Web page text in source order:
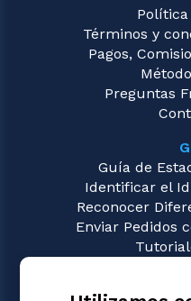
Política
Términos y
Pagos,
Preguntas
Guía de
Identificar el
Reconocer
Enviar Pedidos